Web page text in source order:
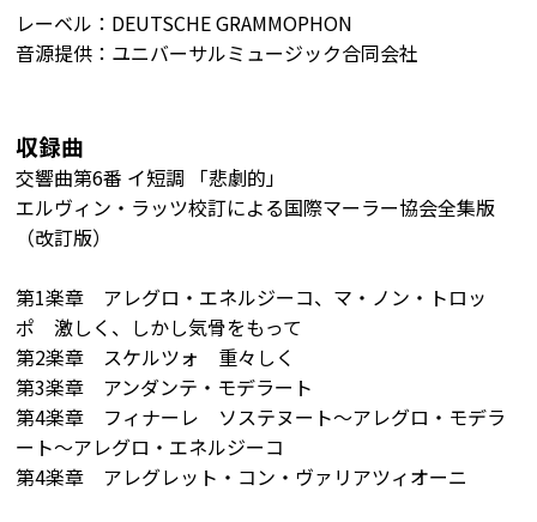
レーベル：DEUTSCHE GRAMMOPHON
音源提供：ユニバーサルミュージック合同会社
収録曲
交響曲第6番 イ短調 「悲劇的」
エルヴィン・ラッツ校訂による国際マーラー協会全集版
（改訂版）
第1楽章 アレグロ・エネルジーコ、マ・ノン・トロッ
ポ 激しく、しかし気骨をもって
第2楽章 スケルツォ 重々しく
第3楽章 アンダンテ・モデラート
第4楽章 フィナーレ ソステヌート～アレグロ・モデラ
ート～アレグロ・エネルジーコ
第4楽章 アレグレット・コン・ヴァリアツィオーニ